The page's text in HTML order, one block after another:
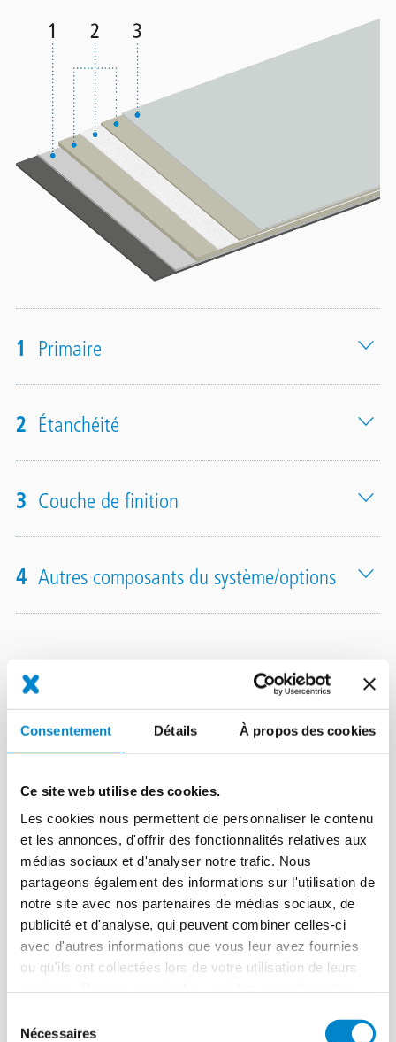
Consentement Détails À propos des cookies
Ce site web utilise des cookies.
Les cookies nous permettent de personnaliser le contenu
et les annonces, d'offrir des fonctionnalités relatives aux
médias sociaux et d'analyser notre trafic. Nous
partageons également des informations sur l'utilisation de
notre site avec nos partenaires de médias sociaux, de
publicité et d'analyse, qui peuvent combiner celles-ci
avec d'autres informations que vous leur avez fournies
ou qu'ils ont collectées lors de votre utilisation de leurs
Nécessaires
1 Primaire
2 Étanchéité
3 Couche de finition
4 Autres composants du système/options
Instructions d'application